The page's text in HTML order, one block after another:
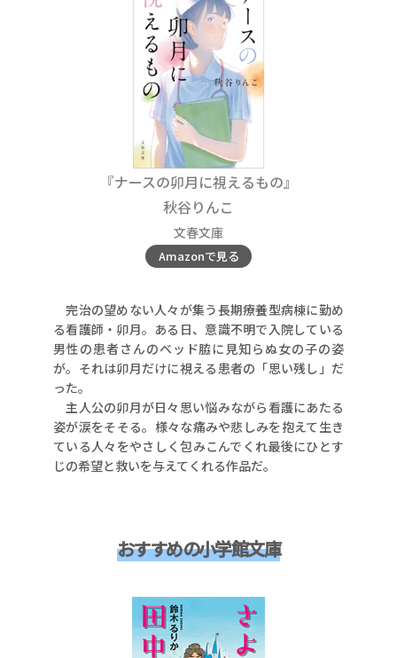
『ナースの卯月に視えるもの』
秋谷りんこ
文春文庫
Amazonで見る
完治の望めない人々が集う長期療養型病棟に勤め
る看護師・卯月。ある日、意識不明で入院している
男性の患者さんのベッド脇に見知らぬ女の子の姿
が。それは卯月だけに視える患者の「思い残し」だ
った。
主人公の卯月が日々思い悩みながら看護にあたる
姿が涙をそそる。様々な痛みや悲しみを抱えて生き
ている人々をやさしく包みこんでくれ最後にひとす
じの希望と救いを与えてくれる作品だ。
おすすめの小学館文庫